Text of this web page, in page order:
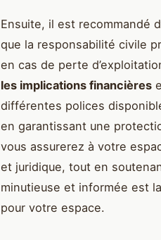
Ensuite, il est recommandé
que la responsabilité civile
en cas de perte
les implications financières
différentes polices
en garantissant une
vous assurerez à votre
et juridique, tout en
minutieuse et informée est
pour votre espace.